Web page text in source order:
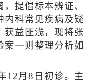
提倡标本辨证、
内科常见疾病及疑
获益匪浅，现将张
一则整理分析如
12月8日初诊。主